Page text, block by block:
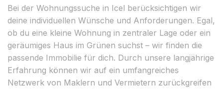
Bei der Wohnungssuche in Icel berücksichtigen wir
deine individuellen Wünsche und Anforderungen. Egal,
ob du eine kleine Wohnung in zentraler Lage oder ein
geräumiges Haus im Grünen suchst – wir finden die
passende Immobilie für dich. Durch unsere langjährige
Erfahrung können wir auf ein umfangreiches
Netzwerk von Maklern und Vermietern zurückgreifen